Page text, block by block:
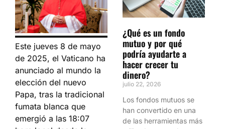
Este jueves 8 de mayo
de 2025, el Vaticano ha
anunciado al mundo la
elección del nuevo
Papa, tras la tradicional
fumata blanca que
emergió a las 18:07
¿Qué es un fondo
mutuo y por qué
podría ayudarte a
hacer crecer tu
dinero?
julio 22, 2026
Los fondos mutuos se
han convertido en una
de las herramientas más